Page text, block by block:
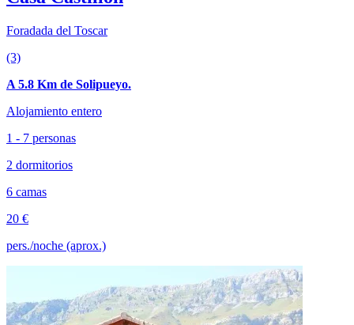
Foradada del Toscar
(3)
A 5.8 Km de Solipueyo.
Alojamiento entero
1 - 7 personas
2 dormitorios
6 camas
20 €
pers./noche (aprox.)